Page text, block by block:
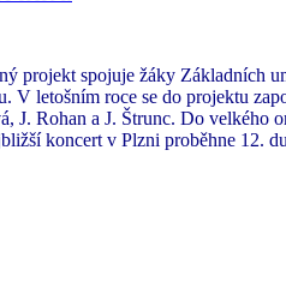
projekt spojuje žáky Základních
V letošním roce se do projektu
Rohan a J. Štrunc. Do velkého
koncert v Plzni proběhne 12.